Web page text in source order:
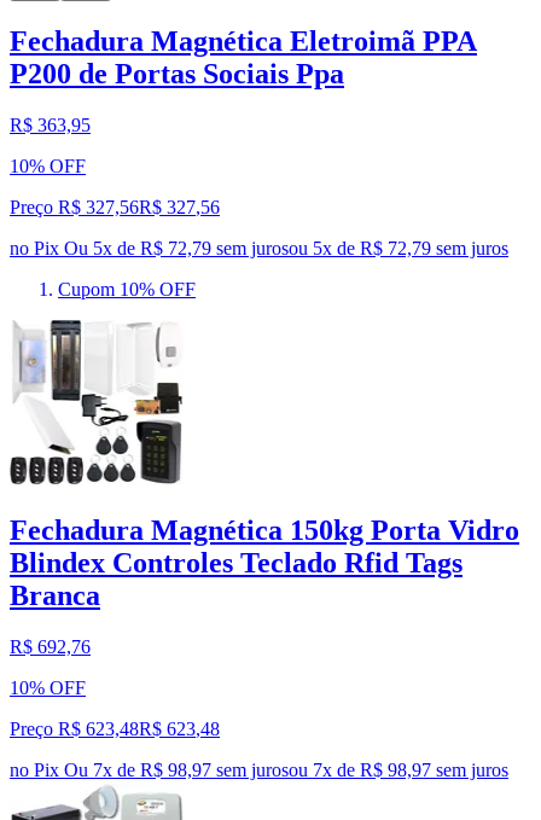
Fechadura Magnética Eletroimã PPA
P200 de Portas Sociais Ppa
R$ 363,95
10% OFF
Preço R$ 327,56R$ 327,56
no Pix Ou 5x de R$ 72,79 sem jurosou 5x de R$ 72,79 sem juros
Cupom 10% OFF
Fechadura Magnética 150kg Porta Vidro
Blindex Controles Teclado Rfid Tags
Branca
R$ 692,76
10% OFF
Preço R$ 623,48R$ 623,48
no Pix Ou 7x de R$ 98,97 sem jurosou 7x de R$ 98,97 sem juros